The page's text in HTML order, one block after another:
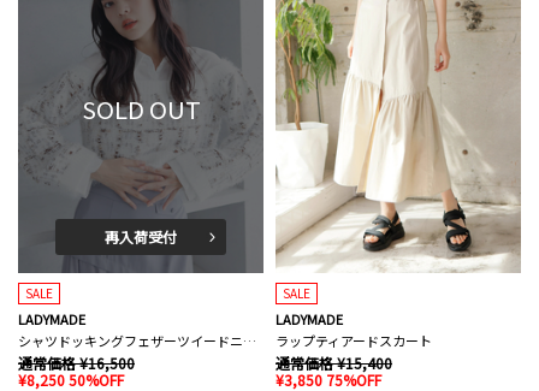
SOLD OUT
再入荷受付
SALE
LADYMADE
シャツドッキングフェザーツイードニット
通常価格 ¥16,500
¥8,250 50%OFF
SALE
LADYMADE
ラップティアードスカート
通常価格 ¥15,400
¥3,850 75%OFF